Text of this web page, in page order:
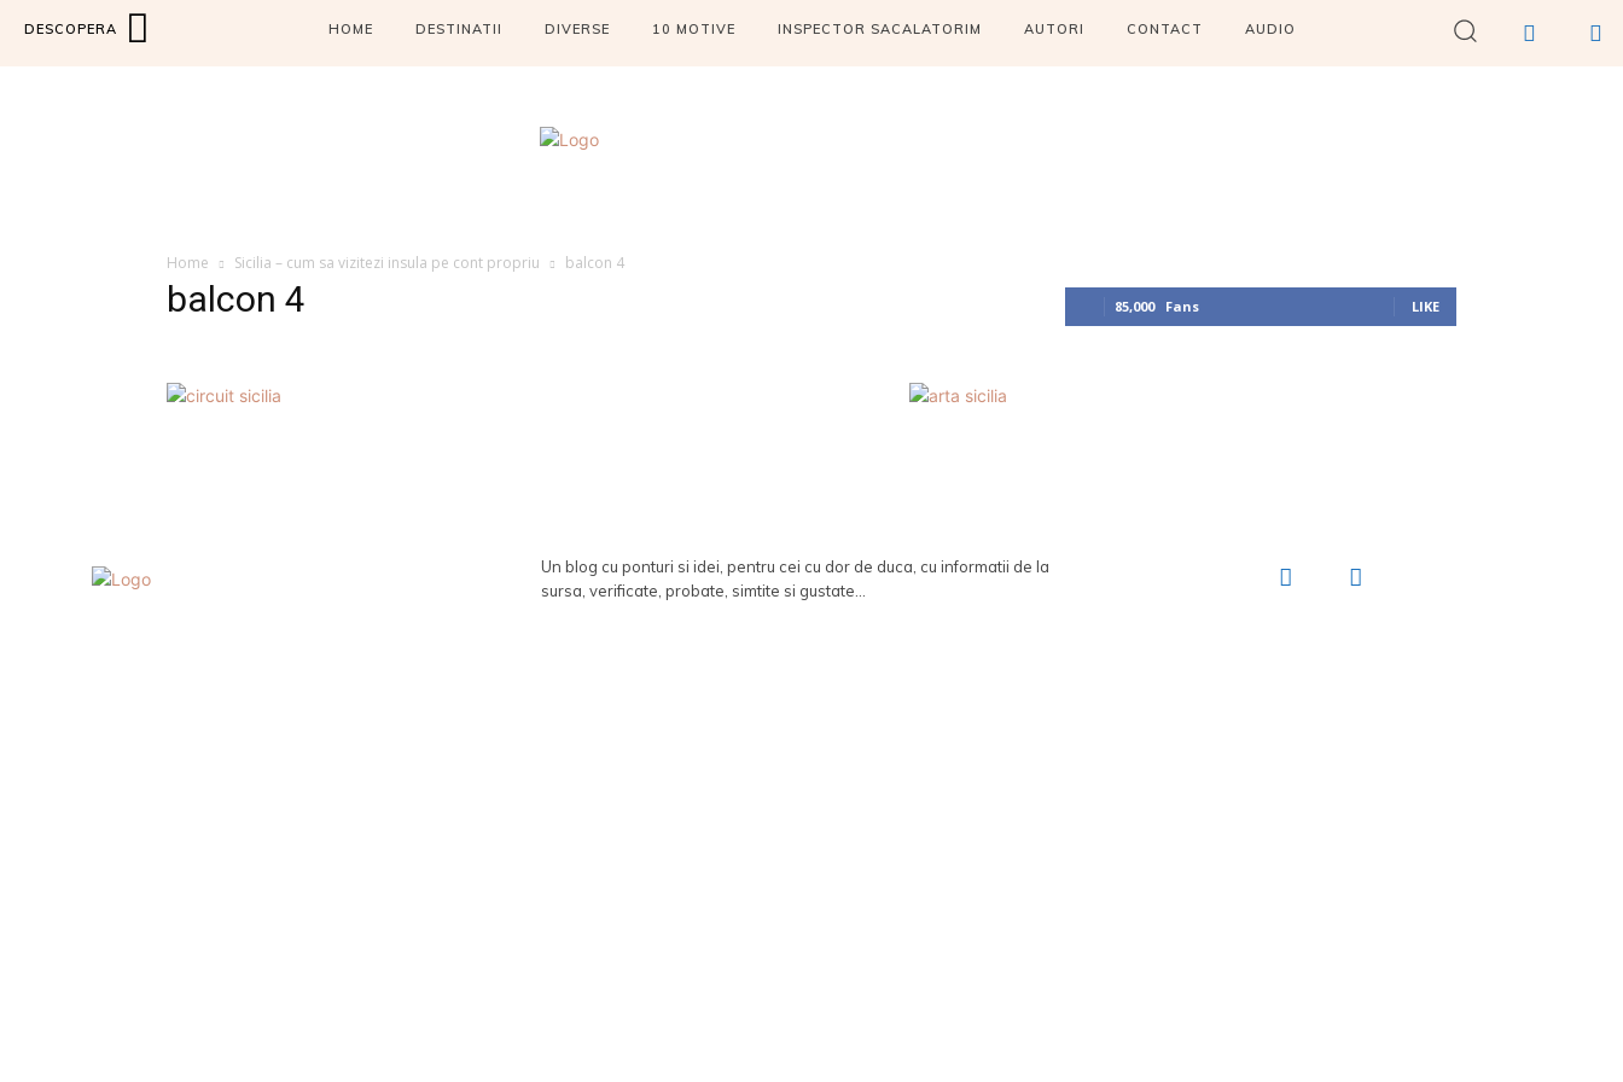
DESCOPERA HOME DESTINATII DIVERSE 10 MOTIVE INSPECTOR SACALATORIM AUTORI CONTACT AUDIO
Home Sicilia – cum sa vizitezi insula pe cont propriu balcon 4
balcon 4 85,000 Fans LIKE
Un blog cu ponturi si idei, pentru cei cu dor de duca, cu informatii de la
sursa, verificate, probate, simtite si gustate...